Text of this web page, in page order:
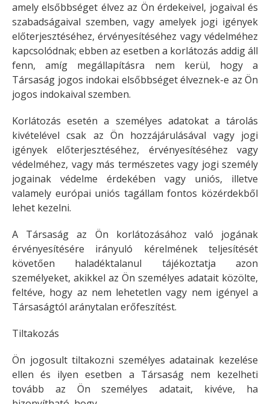
amely elsőbbséget élvez az Ön érdekeivel, jogaival és
szabadságaival szemben, vagy amelyek jogi igények
előterjesztéséhez, érvényesítéséhez vagy védelméhez
kapcsolódnak; ebben az esetben a korlátozás addig áll
fenn, amíg megállapításra nem kerül, hogy a
Társaság jogos indokai elsőbbséget élveznek-e az Ön
jogos indokaival szemben.
Korlátozás esetén a személyes adatokat a tárolás
kivételével csak az Ön hozzájárulásával vagy jogi
igények előterjesztéséhez, érvényesítéséhez vagy
védelméhez, vagy más természetes vagy jogi személy
jogainak védelme érdekében vagy uniós, illetve
valamely európai uniós tagállam fontos közérdekből
lehet kezelni.
A Társaság az Ön korlátozásához való jogának
érvényesítésére irányuló kérelmének teljesítését
követően haladéktalanul tájékoztatja azon
személyeket, akikkel az Ön személyes adatait közölte,
feltéve, hogy az nem lehetetlen vagy nem igényel a
Társaságtól aránytalan erőfeszítést.
Tiltakozás
Ön jogosult tiltakozni személyes adatainak kezelése
ellen és ilyen esetben a Társaság nem kezelheti
tovább az Ön személyes adatait, kivéve, ha